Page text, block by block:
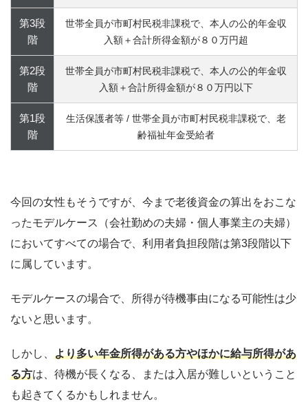
第3段
階
世帯全員が市町村民税非課税で、本人の公的年金収
入額＋合計所得金額が８０万円超
第2段
階
世帯全員が市町村民税非課税で、本人の公的年金収
入額＋合計所得金額が８０万円以下
第1段
階
生活保護者等 / 世帯全員が市町村民税非課税で、老
齢福祉年金受給者
今回の女性もそうですが、今まで老後資金の算出をおこな
ったモデルケース（会社勤めの夫婦・個人事業主の夫婦）
においてすべての場合で、利用者負担段階は第3段階以下
に属しています。
モデルケースの場合で、所得が待機事由になる可能性は少
ないと思います。
しかし、 より多い年金所得がある方やほかに給与所得があ
る方は、待機が長くなる、または入居が難しいということ
も起きてくるかもしれません。